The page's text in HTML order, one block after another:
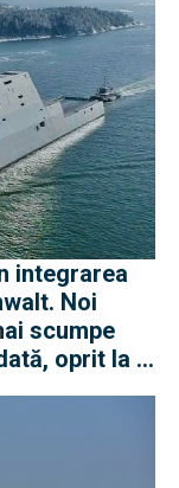
integrarea
Noi
scumpe
oprit la 3